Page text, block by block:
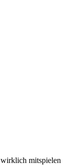
mitspielen